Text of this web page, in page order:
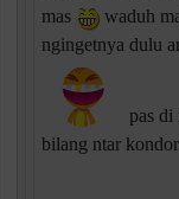
mas
waduh
ngingetnya dulu
pas di
bilang ntar